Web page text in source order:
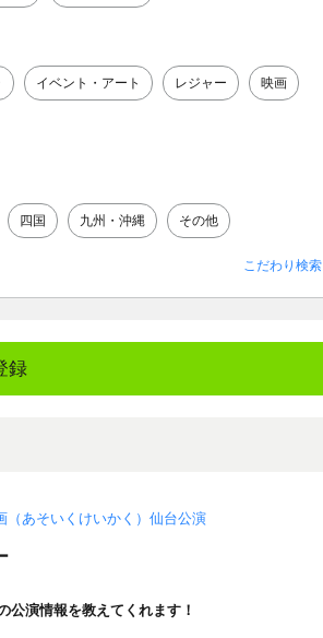
イベント・アート レジャー 映画
四国 九州・沖縄 その他
こだわり検索
録
（あそいくけいかく）仙台公演
公演情報を教えてくれます！